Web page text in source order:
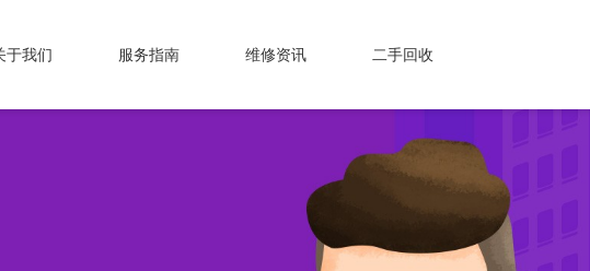
于我们 服务指南 维修资讯 二手回收